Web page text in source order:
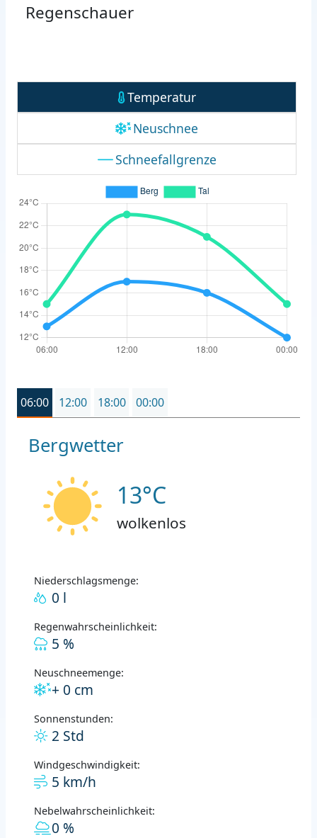
Regenschauer
Temperatur
Neuschnee
Schneefallgrenze
06:00 12:00 18:00 00:00
Bergwetter
13°C
wolkenlos
Niederschlagsmenge:
0 l
Regenwahrscheinlichkeit:
5 %
Neuschneemenge:
+ 0 cm
Sonnenstunden:
2 Std
Windgeschwindigkeit:
5 km/h
Nebelwahrscheinlichkeit:
0 %